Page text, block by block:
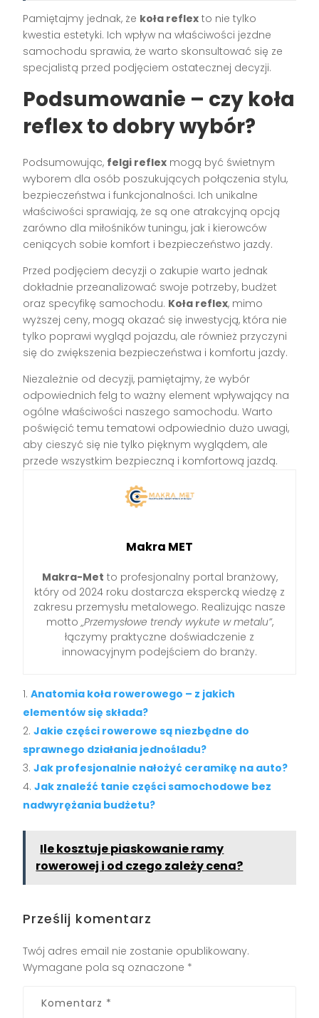
Pamiętajmy jednak, że koła reflex to nie tylko
kwestia estetyki. Ich wpływ na właściwości jezdne
samochodu sprawia, że warto skonsultować się ze
specjalistą przed podjęciem ostatecznej decyzji.
Podsumowanie – czy koła
reflex to dobry wybór?
Podsumowując, felgi reflex mogą być świetnym
wyborem dla osób poszukujących połączenia stylu,
bezpieczeństwa i funkcjonalności. Ich unikalne
właściwości sprawiają, że są one atrakcyjną opcją
zarówno dla miłośników tuningu, jak i kierowców
ceniących sobie komfort i bezpieczeństwo jazdy.
Przed podjęciem decyzji o zakupie warto jednak
dokładnie przeanalizować swoje potrzeby, budżet
oraz specyfikę samochodu. Koła reflex, mimo
wyższej ceny, mogą okazać się inwestycją, która nie
tylko poprawi wygląd pojazdu, ale również przyczyni
się do zwiększenia bezpieczeństwa i komfortu jazdy.
Niezależnie od decyzji, pamiętajmy, że wybór
odpowiednich felg to ważny element wpływający na
ogólne właściwości naszego samochodu. Warto
poświęcić temu tematowi odpowiednio dużo uwagi,
aby cieszyć się nie tylko pięknym wyglądem, ale
przede wszystkim bezpieczną i komfortową jazdą.
Makra MET
Makra-Met to profesjonalny portal branżowy,
który od 2024 roku dostarcza ekspercką wiedzę z
zakresu przemysłu metalowego. Realizując nasze
motto„Przemysłowe trendy wykute w metalu”,
łączymy praktyczne doświadczenie z
innowacyjnym podejściem do branży.
Anatomia koła rowerowego – z jakich
elementów się składa?
Jakie części rowerowe są niezbędne do
sprawnego działania jednośladu?
Jak profesjonalnie nałożyć ceramikę na auto?
Jak znaleźć tanie części samochodowe bez
nadwyrężania budżetu?
Ile kosztuje piaskowanie ramy
rowerowej i od czego zależy cena?
Prześlij komentarz
Twój adres email nie zostanie opublikowany.
Wymagane pola są oznaczone *